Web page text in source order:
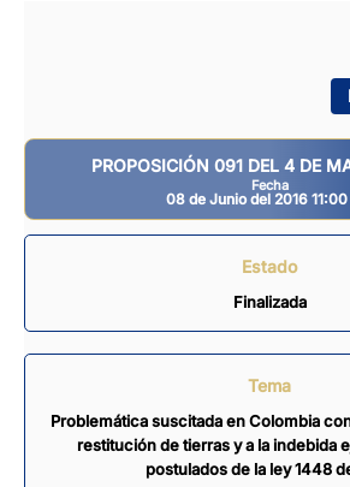
PROPOSICIÓN 091 DEL 4 DE
Fecha
08 de Junio del 2016
Estado
Finalizada
Tema
Problemática suscitada en Colombia
restitución de tierras y a la indebida
postulados de la ley 1448